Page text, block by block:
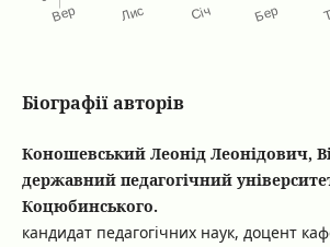
Біографії авторів
Коношевський Леонід Леонідович,
державний педагогічний
Коцюбинського.
кандидат педагогічних наук, доцент